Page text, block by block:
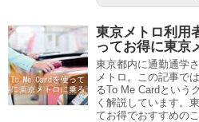
東京メトロ利用
ってお得に東京
東京都内に通勤通学
メトロ。この記事で
るTo Me Cardという
く解説しています。
てお得でおすすめの